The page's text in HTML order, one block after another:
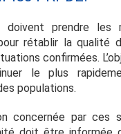
doivent prendre les
rétablir la qualité
confirmées.
le plus
populations.
concernée par ces